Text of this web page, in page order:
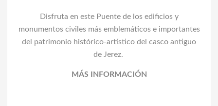
Disfruta en este Puente de los edificios y
monumentos civiles más emblemáticos e importantes
del patrimonio histórico-artístico del casco antiguo
de Jerez.
MÁS INFORMACIÓN